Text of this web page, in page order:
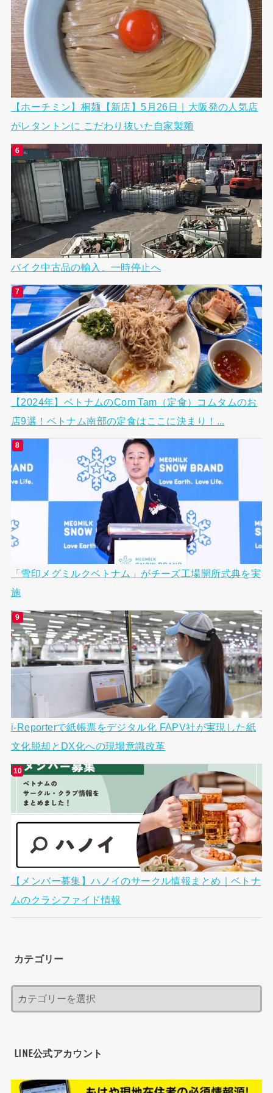
【ホーチミン】桐麺【新店】5月26日｜大阪発の人気店
がレタントンに こだわり抜いた自家製麺
バイク中古品の輸入、一時停止へ
【2024年】ベトナムのCom Tam（定食）コムタムのお
店9選！ベトナム南部の定食はここに決まり！...
「雪印メグミルクベトナム」がチーズ工場開所式典を実
施
i-Reporterで紙帳票をデジタル化 FAPV社が実現した紙
文化脱却とDX化への現場意識改革
【メンバー募集】ハノイのサークル情報まとめ｜ベトナ
ムのクラシファイド情報
カテゴリー
LINE公式アカウント